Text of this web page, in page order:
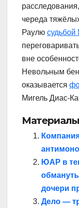
череда
Раулю
вне
Невольным
оказывается
Мигель Диас-
ЮАР в
дочери
Дело —